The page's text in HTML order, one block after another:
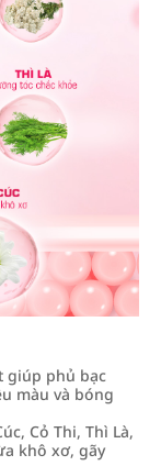
giúp phủ bạc
màu và bóng
Cỏ Thi, Thì Là,
khô xơ, gãy